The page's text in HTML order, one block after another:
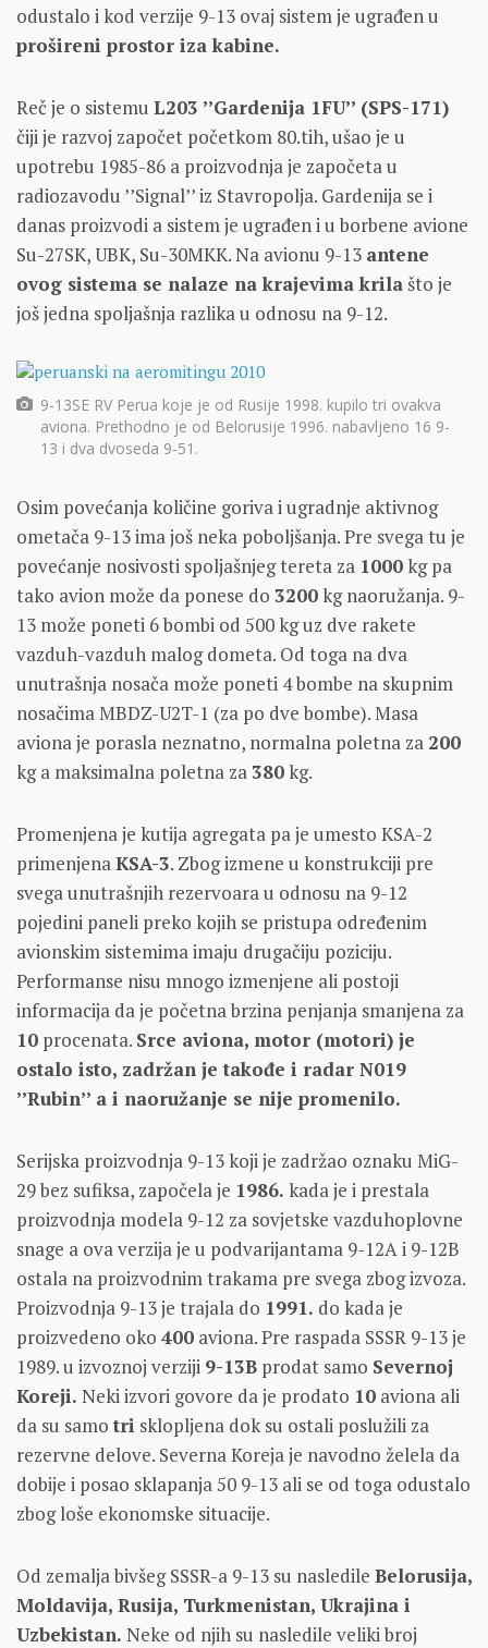
odustalo i kod verzije 9-13 ovaj sistem je ugrađen u
prošireni prostor iza kabine.
Reč je o sistemu L203 ’’Gardenija 1FU’’ (SPS-171)
čiji je razvoj započet početkom 80.tih, ušao je u
upotrebu 1985-86 a proizvodnja je započeta u
radiozavodu ’’Signal’’ iz Stavropolja. Gardenija se i
danas proizvodi a sistem je ugrađen i u borbene avione
Su-27SK, UBK, Su-30MKK. Na avionu 9-13 antene
ovog sistema se nalaze na krajevima krilašto je
još jedna spoljašnja razlika u odnosu na 9-12.
9-13SE RV Perua koje je od Rusije 1998. kupilo tri ovakva
aviona. Prethodno je od Belorusije 1996. nabavljeno 16 9-
13 i dva dvoseda 9-51.
Osim povećanja količine goriva i ugradnje aktivnog
ometača 9-13 ima još neka poboljšanja. Pre svega tu je
povećanje nosivosti spoljašnjeg tereta za 1000kg pa
tako avion može da ponese do 3200kg naoružanja. 9-
13 može poneti 6 bombi od 500 kg uz dve rakete
vazduh-vazduh malog dometa. Od toga na dva
unutrašnja nosača može poneti 4 bombe na skupnim
nosačima MBDZ-U2T-1 (za po dve bombe). Masa
aviona je porasla neznatno, normalna poletna za 200
kg a maksimalna poletna za 380kg.
Promenjena je kutija agregata pa je umesto KSA-2
primenjenaKSA-3. Zbog izmene u konstrukciji pre
svega unutrašnjih rezervoara u odnosu na 9-12
pojedini paneli preko kojih se pristupa određenim
avionskim sistemima imaju drugačiju poziciju.
Performanse nisu mnogo izmenjene ali postoji
informacija da je početna brzina penjanja smanjena za
10 procenata. Srce aviona, motor (motori) je
ostalo isto, zadržan je takođe i radar N019
’’Rubin’’ a i naoružanje se nije promenilo.
Serijska proizvodnja 9-13 koji je zadržao oznaku MiG-
29 bez sufiksa, započela je 1986. kada je i prestala
proizvodnja modela 9-12 za sovjetske vazduhoplovne
snage a ova verzija je u podvarijantama 9-12A i 9-12B
ostala na proizvodnim trakama pre svega zbog izvoza.
Proizvodnja 9-13 je trajala do 1991. do kada je
proizvedeno oko 400 aviona. Pre raspada SSSR 9-13 je
1989. u izvoznoj verziji 9-13B prodat samo Severnoj
Koreji. Neki izvori govore da je prodato 10 aviona ali
da su samotri sklopljena dok su ostali poslužili za
rezervne delove. Severna Koreja je navodno želela da
dobije i posao sklapanja 50 9-13 ali se od toga odustalo
zbog loše ekonomske situacije.
Od zemalja bivšeg SSSR-a 9-13 su nasledile Belorusija,
Moldavija, Rusija, Turkmenistan, Ukrajina i
Uzbekistan. Neke od njih su nasledile veliki broj